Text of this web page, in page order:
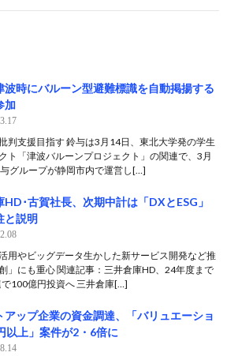
波時にバルーン型避難標識を自動掲揚する
加
判支援目指す 鈴与は3月14日、東北大学発の学生
ト「津波バルーンプロジェクト」の関連で、3月
グループが静岡市内で運営し[…]
HD･古賀社長、次期中計は「DXとESG」
と説明
用やビッグデータ生かした新サービス開発など推
」にも重心 関連記事：三井倉庫HD、24年度まで
で100億円投資へ 三井倉庫[…]
アップ企業の資金調達、「バリュエーショ
以上」案件が2・6倍に